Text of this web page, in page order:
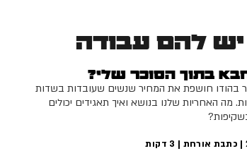
להם עבודה
בתוך הסוכר שלי?
בהודו חושפת את המחיר שנשים שעובדות בשדות
מה האחריות שלנו בנושא ואיך תאגידים יכולים
3 דקות